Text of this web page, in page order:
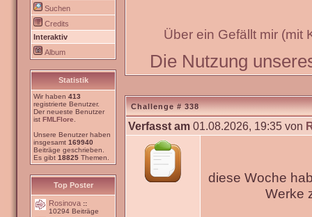
Suchen
Credits
Interaktiv
Album
Statistik
Wir haben 413
registrierte Benutzer.
Der neueste Benutzer
ist FMLFlore
Unsere Benutzer haben
insgesamt 169940
Beiträge geschrieben.
Es gibt 18825 Themen.
Top Poster
Rosinova ::
10294 Beiträge
Über ein Gefällt mir (mit
Die Nutzung
Challenge # 338
Verfasst am 01.08.2026, 19:35 von
diese Woche
Werke